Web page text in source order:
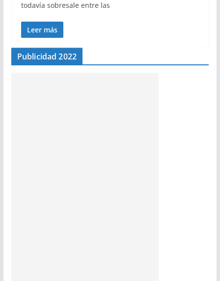
todavía sobresale entre las
Leer más
Publicidad 2022